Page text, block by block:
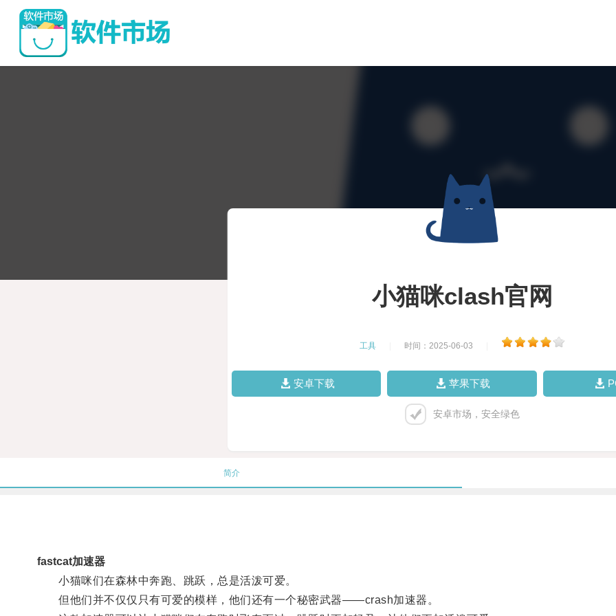
小猫咪clash官网
工具 时间：2025-06-03
安卓下载 苹果下载
安卓市场，安全绿色
简介
fastcat加速器
小猫咪们在森林中奔跑、跳跃，总是活泼可爱。
但他们并不仅仅只有可爱的模样，他们还有一个秘密武器——crash加速器。